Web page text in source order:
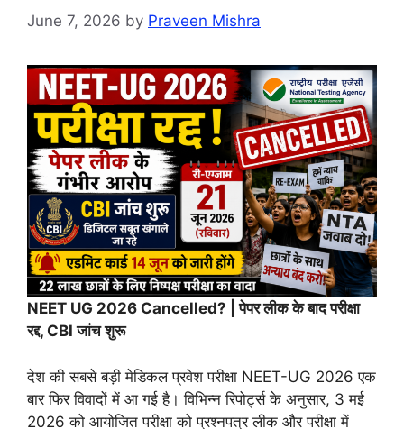
June 7, 2026 by Praveen Mishra
NEET UG 2026 Cancelled? | पेपर लीक के बाद परीक्षा
रद्द, CBI जांच शुरू
देश की सबसे बड़ी मेडिकल प्रवेश परीक्षा NEET-UG 2026 एक
बार फिर विवादों में आ गई है। विभिन्न रिपोर्ट्स के अनुसार, 3 मई
2026 को आयोजित परीक्षा को प्रश्नपत्र लीक और परीक्षा में